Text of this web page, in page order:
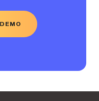
DEMO